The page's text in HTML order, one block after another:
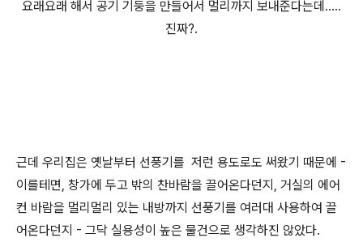
요래요래 해서 공기 기둥을 만들어서 멀리까지 보내준다는데.....
진짜?.
근데 우리집은 옛날부터 선풍기를 저런 용도로도 써왔기 때문에 -
이를테면, 창가에 두고 밖의 찬바람을 끌어온다던지, 거실의 에어
컨 바람을 멀리멀리 있는 내방까지 선풍기를 여러대 사용하여 끌
어온다던지 - 그닥 실용성이 높은 물건으로 생각하진 않았다.